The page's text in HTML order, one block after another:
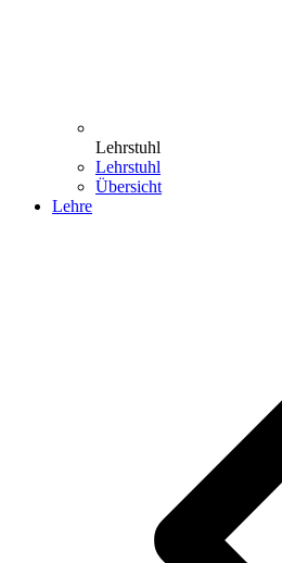
Lehrstuhl
Lehrstuhl
Übersicht
Lehre